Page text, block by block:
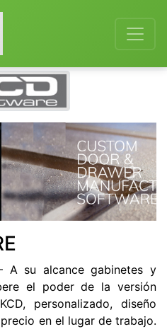
Next
A su alcance gabinetes y
el poder de la versión
personalizado, diseño
en el lugar de trabajo.